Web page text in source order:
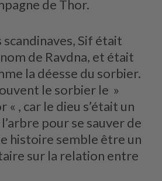
de Thor.
scandinaves, Sif était
de Ravdna, et était
la déesse du sorbier.
le sorbier le »
« , car le dieu s’était un
pour se sauver de
histoire semble être un
sur la relation entre